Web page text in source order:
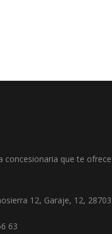
concesionaria que te
12, Garaje, 12,
63